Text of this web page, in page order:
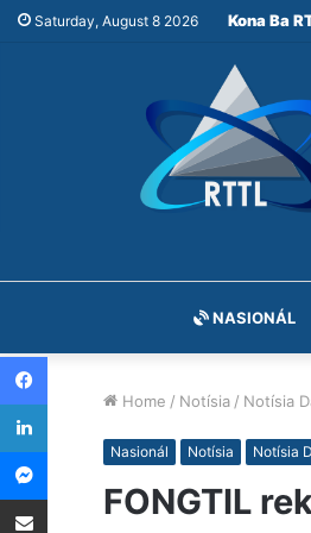
Saturday, August 8 2026 Kona Ba
NASIONÁL
Home / Notísia / Notísia
Nasionál Notísia Notísia
FONGTIL
Facebook
LinkedIn
Messenger